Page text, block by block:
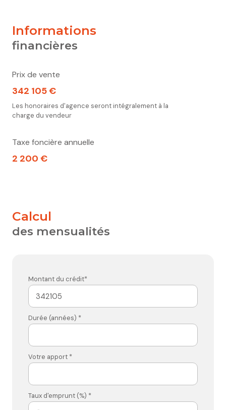
informations
financières
Prix de vente
342 105 €
Les honoraires d'agence seront intégralement à la
charge du vendeur
Taxe foncière annuelle
2 200 €
calcul
des mensualités
Montant du crédit*
Durée (années) *
Votre apport *
Taux d'emprunt (%) *